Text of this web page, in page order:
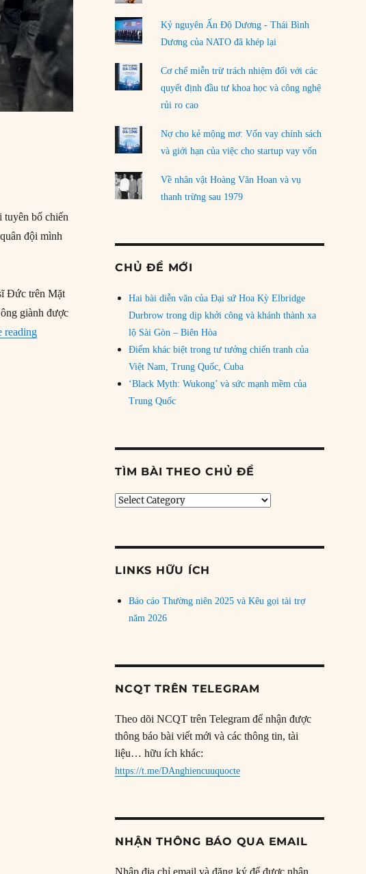
bố chiến
đội mình
Đức trên Mặt
giành được
reading“27/11/1914: Hindenburg kỷ niệm Chiến dịch Warsaw”
Kỷ nguyên Ấn Độ Dương - Thái Bình
Dương của NATO đã khép lại
Cơ chế miễn trừ trách nhiệm đối với các
quyết định đầu tư khoa học và công nghệ
rủi ro cao
Nợ cho kẻ mộng mơ: Vốn vay chính sách
và giới hạn của việc cho startup vay vốn
Về nhân vật Hoàng Văn Hoan và vụ
thanh trừng sau 1979
CHỦ ĐỀ MỚI
Hai bài diễn văn của Đại sứ Hoa Kỳ Elbridge
Durbrow trong dịp khởi công và khánh thành xa
lộ Sài Gòn – Biên Hòa
Điểm khác biệt trong tư tưởng chiến tranh của
Việt Nam, Trung Quốc, Cuba
‘Black Myth: Wukong’ và sức mạnh mềm của
Trung Quốc
TÌM BÀI THEO CHỦ ĐỀ
Tìm
LINKS HỮU ÍCH
Báo cáo Thường niên 2025 và Kêu gọi tài trợ
năm 2026
NCQT TRÊN TELEGRAM
Theo dõi NCQT trên Telegram để nhận được
thông báo bài viết mới và các thông tin, tài
liệu… hữu ích khác:
https://t.me/DAnghiencuuquocte
NHẬN THÔNG BÁO QUA EMAIL